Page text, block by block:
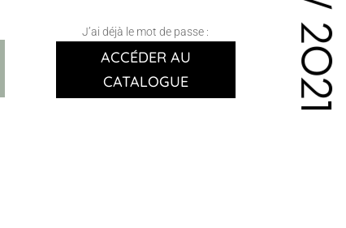
J’ai déjà le mot de passe :
ACCÉDER AU
CATALOGUE